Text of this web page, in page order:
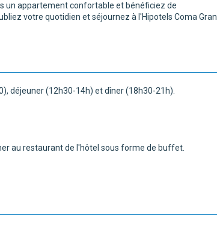
un appartement confortable et bénéficiez de
votre quotidien et séjournez à l'Hipotels Coma Gran
déjeuner (12h30-14h) et dîner (18h30-21h).
au restaurant de l'hôtel sous forme de buffet.